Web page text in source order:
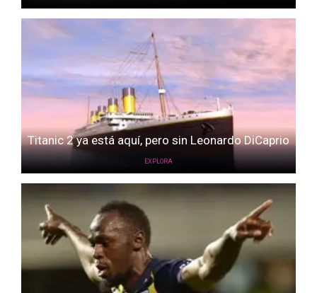
Titanic 2 ya está aquí, pero sin Leonardo DiCaprio
EXPLORA